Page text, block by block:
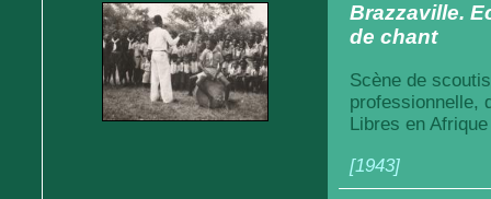
Brazzaville.
de chant
Scène de
professionnelle,
Libres en
[1943]